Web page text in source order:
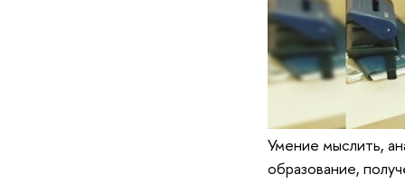
Умение мыслить,
образование,